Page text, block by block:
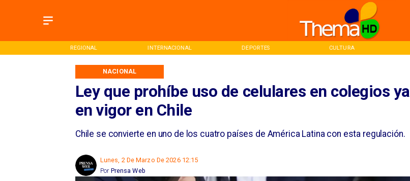
REGIONAL INTERNACIONAL DEPORTES CULTURA
Ley que prohíbe uso de celulares en colegios ya
en vigor en Chile
Chile se convierte en uno de los cuatro países de América Latina con esta regulación.
NACIONAL
Lunes, 2 De Marzo De 2026 12:15
Prensa Web
Por